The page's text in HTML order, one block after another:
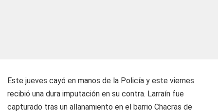
Este jueves cayó en manos de la Policía y este viernes
recibió una dura imputación en su contra. Larraín fue
capturado tras un allanamiento en el barrio Chacras de